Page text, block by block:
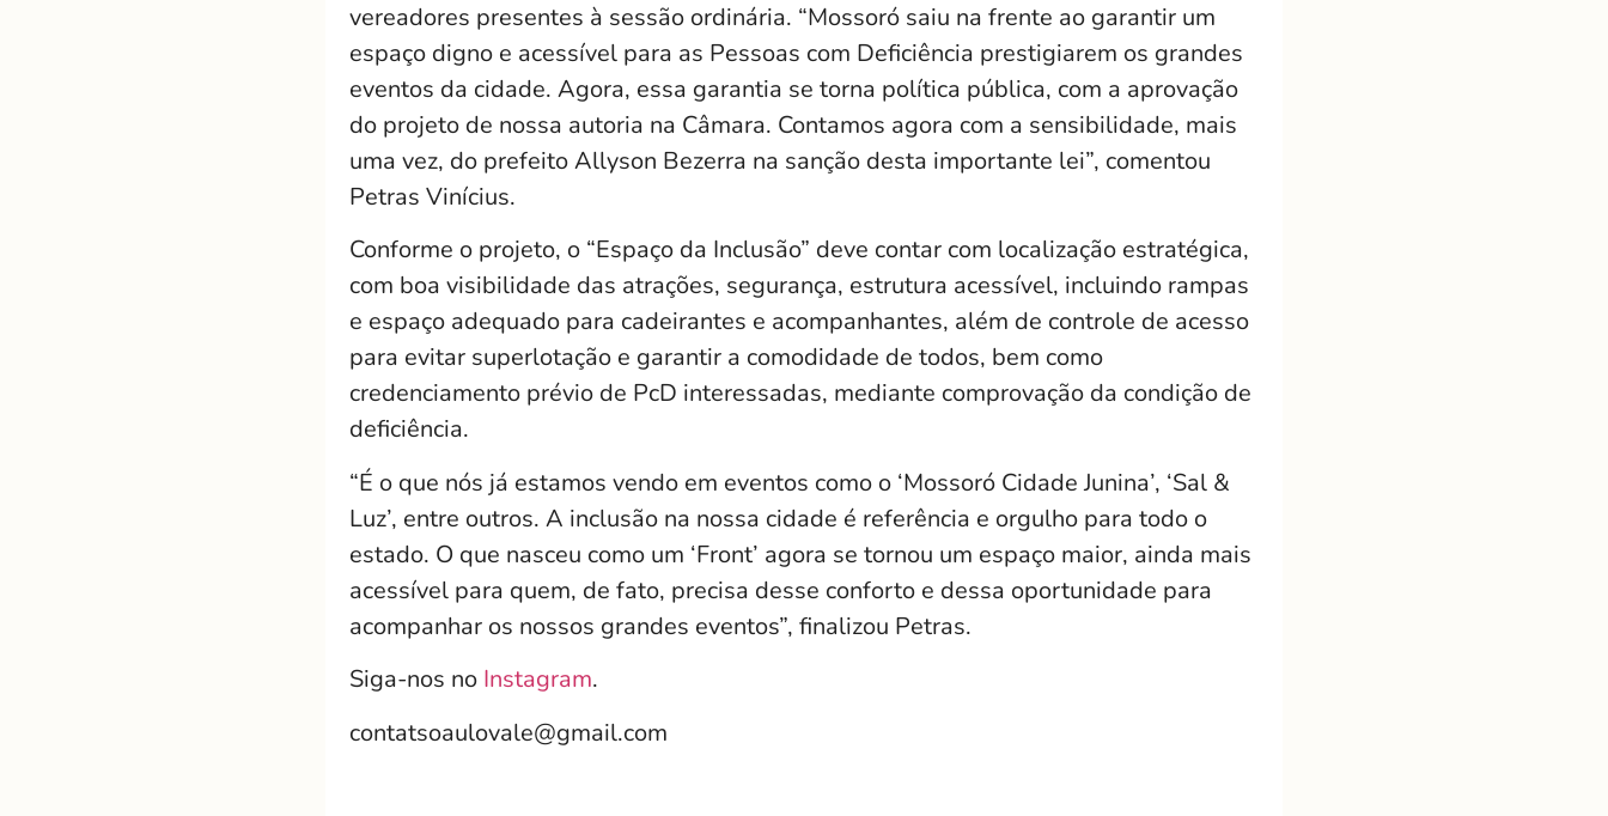
vereadores presentes à sessão ordinária. “Mossoró saiu na frente ao garantir um
espaço digno e acessível para as Pessoas com Deficiência prestigiarem os grandes
eventos da cidade. Agora, essa garantia se torna política pública, com a aprovação
do projeto de nossa autoria na Câmara. Contamos agora com a sensibilidade, mais
uma vez, do prefeito Allyson Bezerra na sanção desta importante lei”, comentou
Petras Vinícius.
Conforme o projeto, o “Espaço da Inclusão” deve contar com localização estratégica,
com boa visibilidade das atrações, segurança, estrutura acessível, incluindo rampas
e espaço adequado para cadeirantes e acompanhantes, além de controle de acesso
para evitar superlotação e garantir a comodidade de todos, bem como
credenciamento prévio de PcD interessadas, mediante comprovação da condição de
deficiência.
“É o que nós já estamos vendo em eventos como o ‘Mossoró Cidade Junina’, ‘Sal &
Luz’, entre outros. A inclusão na nossa cidade é referência e orgulho para todo o
estado. O que nasceu como um ‘Front’ agora se tornou um espaço maior, ainda mais
acessível para quem, de fato, precisa desse conforto e dessa oportunidade para
acompanhar os nossos grandes eventos”, finalizou Petras.
Siga-nos no Instagram.
contatsoaulovale@gmail.com